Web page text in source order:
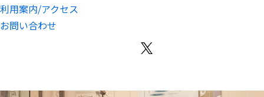
利用案内/アクセス
お問い合わせ